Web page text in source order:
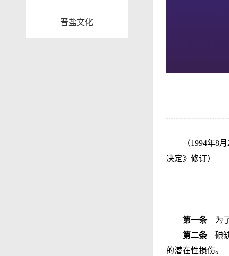
晋盐文化
（1994年8
决定》修订）
第一条为了
第二条碘缺
的潜在性损伤。